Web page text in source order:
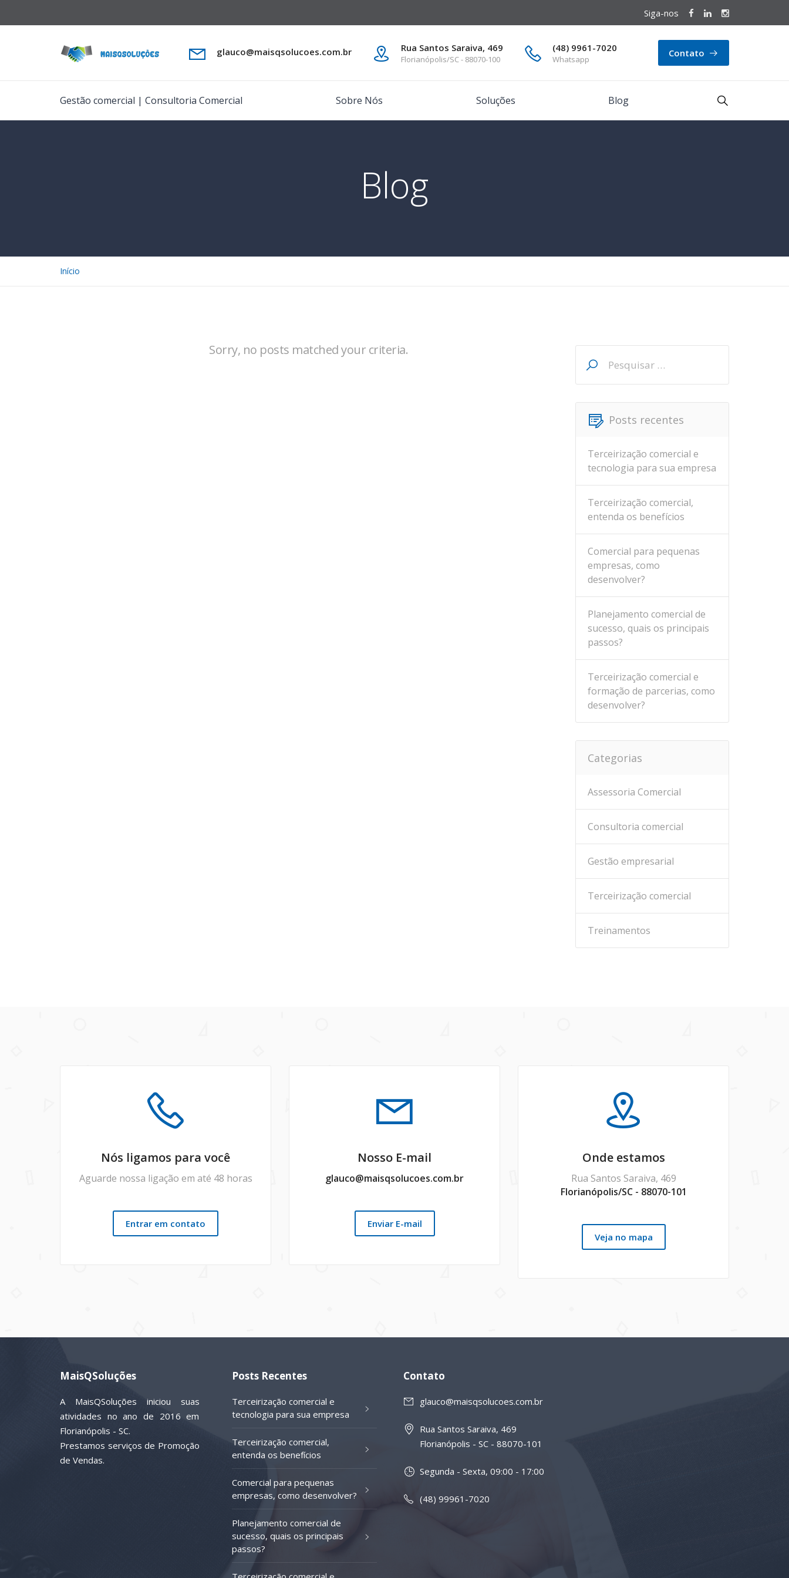
Siga-nos
glauco@maisqsolucoes.com.br Rua Santos Saraiva, 469
Florianópolis/SC - 88070-100
(48) 9961-7020
Whatsapp
Contato
Gestão comercial | Consultoria Comercial Sobre Nós Soluções Blog
Blog
Início
Sorry, no posts matched your criteria. Pesquisar
por:
Posts recentes
Terceirização comercial e
tecnologia para sua empresa
Terceirização comercial,
entenda os benefícios
Comercial para pequenas
empresas, como
desenvolver?
Planejamento comercial de
sucesso, quais os principais
passos?
Terceirização comercial e
formação de parcerias, como
desenvolver?
Categorias
Assessoria Comercial
Consultoria comercial
Gestão empresarial
Terceirização comercial
Treinamentos
Nós ligamos para você
Aguarde nossa ligação em até 48 horas
Entrar em contato
Nosso E-mail
glauco@maisqsolucoes.com.br
Enviar E-mail
Onde estamos
Rua Santos Saraiva, 469
Florianópolis/SC - 88070-101
Veja no mapa
MaisQSoluções
A MaisQSoluções iniciou suas
atividades no ano de 2016 em
Florianópolis - SC.
Prestamos serviços de Promoção
de Vendas.
Posts Recentes
Terceirização comercial e
tecnologia para sua empresa
Terceirização comercial,
entenda os benefícios
Comercial para pequenas
empresas, como desenvolver?
Planejamento comercial de
sucesso, quais os principais
passos?
Contato
glauco@maisqsolucoes.com.br
Rua Santos Saraiva, 469
Florianópolis - SC - 88070-101
Segunda - Sexta, 09:00 - 17:00
(48) 99961-7020